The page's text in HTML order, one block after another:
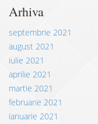
Arhiva
septembrie 2021
august 2021
iulie 2021
aprilie 2021
martie 2021
februarie 2021
ianuarie 2021